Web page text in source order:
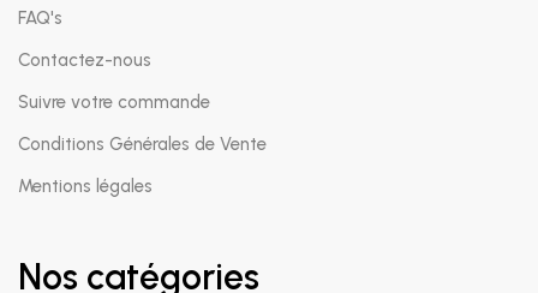
FAQ's
Contactez-nous
Suivre votre commande
Conditions Générales de Vente
Mentions légales
Nos catégories